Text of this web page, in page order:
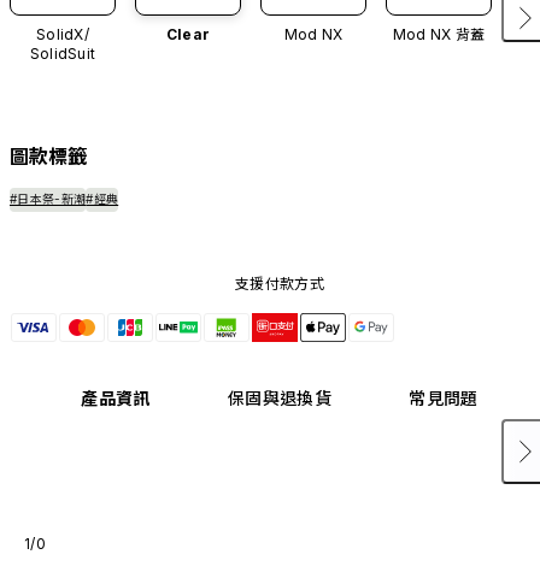
SolidX/
SolidSuit
Clear Mod NX Mod NX 背蓋
圖款標籤
#日本祭-新潮#經典
支援付款方式
產品資訊 保固與退換貨 常見問題
1/0